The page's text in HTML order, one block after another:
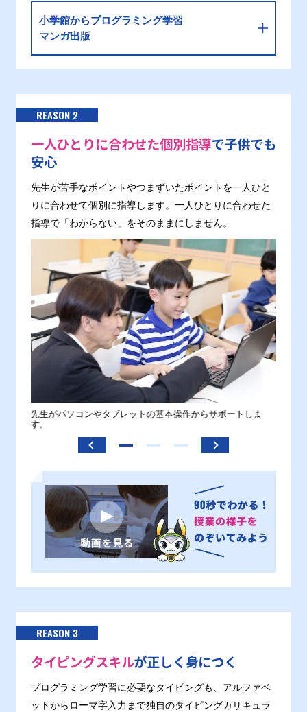
小学館からプログラミング学習
マンガ出版
REASON 2
一人ひとりに合わせた個別指導で子供でも
安心
先生が苦手なポイントやつまずいたポイントを一人ひと
りに合わせて個別に指導します。一人ひとりに合わせた
指導で「わからない」をそのままにしません。
先生がパソコンやタブレットの基本操作からサポートしま
す。
REASON 3
タイピングスキルが正しく身につく
プログラミング学習に必要なタイピングも、アルファベ
ットからローマ字入力まで独自のタイピングカリキュラ